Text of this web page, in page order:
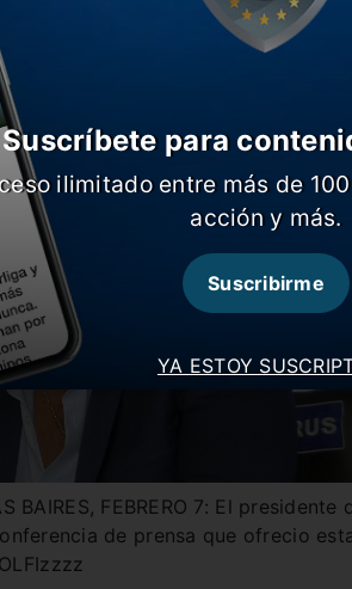
Asamblea de Representantes, en la
(la oposición) que no presentó
de Boca.
BAIRES, FEBRERO 7: El presidente
de prensa que ofrecio
YA ESTOY
Suscríbete para
ilimitado entre más de
acción y más.
Suscribirme